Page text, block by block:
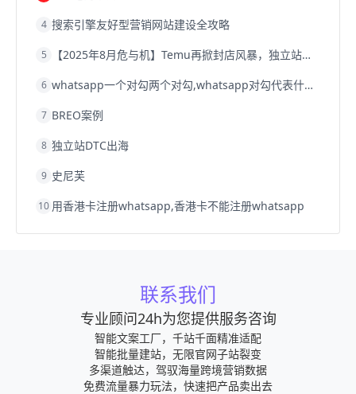
4 搜索引擎友好型营销网站建设全攻略
5 【2025年8月危与机】Temu再掀封店风暴，独立站才是跨境卖家的避险通道
6 whatsapp一个对勾两个对勾,whatsapp对勾代表什么意思
7 BREO案例
8 独立站DTC出海
9 史尼芙
10 用香港卡注册whatsapp,香港卡不能注册whatsapp
联系我们
专业顾问24h为您提供服务咨询
智能文案工厂，千站千面精准适配
智能批量建站，无限官网子站裂变
多渠道触达，驾驭海量跨境营销数据
免费流量暴力玩法，快速把产品卖出去